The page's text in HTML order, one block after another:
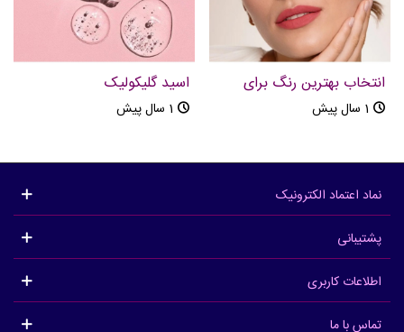
انتخاب بهترین رنگ برای
رژلب
1 سال پیش
اسید گلیکولیک
1 سال پیش
نماد اعتماد الکترونیک
پشتیبانی
اطلاعات کاربری
تماس با ما